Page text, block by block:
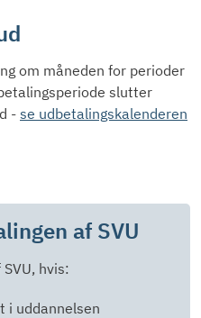
om måneden for perioder
slutter
-se udbetalingskalenderen
af SVU
hvis:
i uddannelsen